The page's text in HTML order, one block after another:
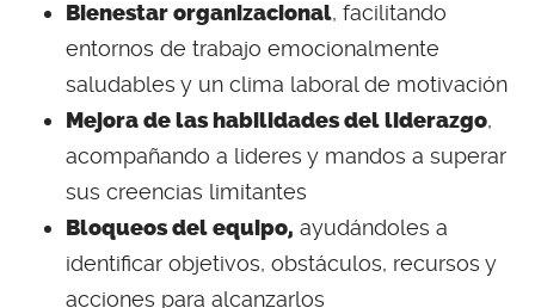
Bienestar organizacional, facilitando
entornos de trabajo emocionalmente
saludables y un clima laboral de motivación
Mejora de las habilidades del liderazgo,
acompañando a lideres y mandos a superar
sus creencias limitantes
Bloqueos del equipo, ayudándoles a
identificar objetivos, obstáculos, recursos y
acciones para alcanzarlos